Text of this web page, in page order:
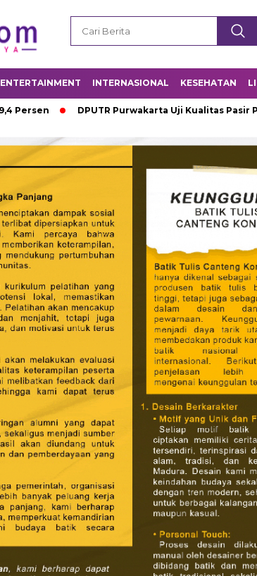
ENTERTAINMENT INTERNASIONAL KESEHATAN
DPUTR Purwakarta Uji Kualitas Pasir Proyek